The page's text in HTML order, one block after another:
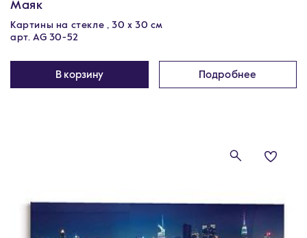
Маяк
Картины на стекле , 30 x 30 см
арт. AG 30-52
В корзину Подробнее